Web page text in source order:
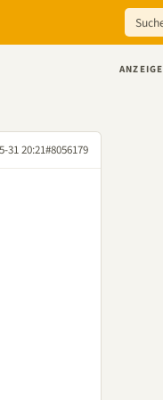
31 20:21#8056179
ANZEIGE